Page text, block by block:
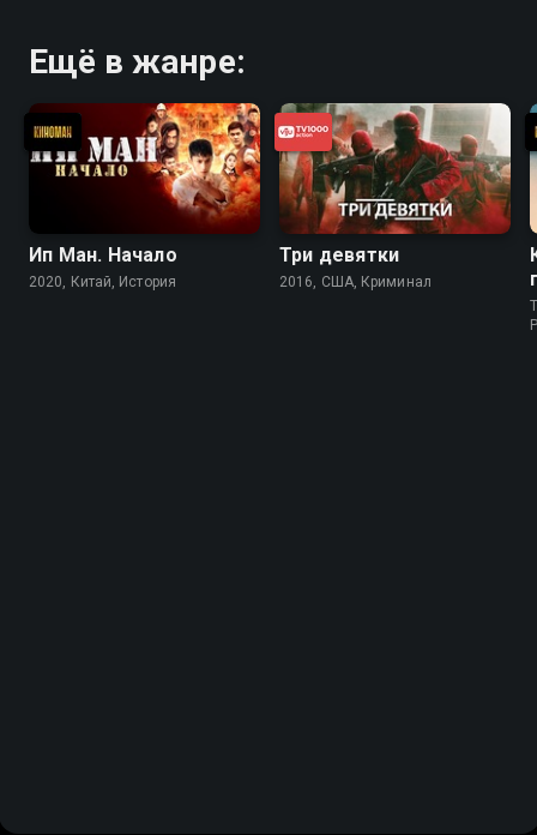
Ещё в жанре:
Ип Ман. Начало
2020, Китай, История
Три девятки
2016, США, Криминал